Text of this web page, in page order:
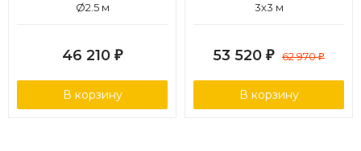
Ø2.5 м
46 210 ₽
В корзину
3х3 м
53 520 ₽ 62 970₽
В корзину